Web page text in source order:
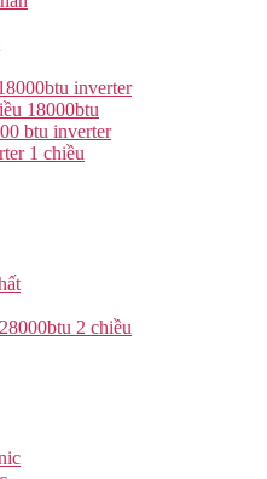
inverter
18000btu
btu inverter
1 chiều
2 chiều